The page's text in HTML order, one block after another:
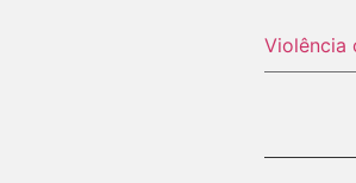
Violência